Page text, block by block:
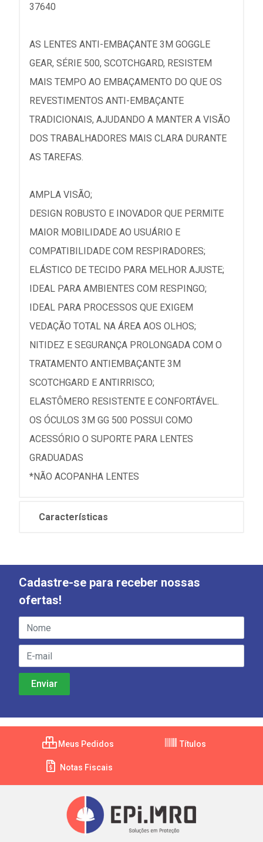
37640
AS LENTES ANTI-EMBAÇANTE 3M GOGGLE
GEAR, SÉRIE 500, SCOTCHGARD, RESISTEM
MAIS TEMPO AO EMBAÇAMENTO DO QUE OS
REVESTIMENTOS ANTI-EMBAÇANTE
TRADICIONAIS, AJUDANDO A MANTER A VISÃO
DOS TRABALHADORES MAIS CLARA DURANTE
AS TAREFAS.
AMPLA VISÃO;
DESIGN ROBUSTO E INOVADOR QUE PERMITE
MAIOR MOBILIDADE AO USUÁRIO E
COMPATIBILIDADE COM RESPIRADORES;
ELÁSTICO DE TECIDO PARA MELHOR AJUSTE;
IDEAL PARA AMBIENTES COM RESPINGO;
IDEAL PARA PROCESSOS QUE EXIGEM
VEDAÇÃO TOTAL NA ÁREA AOS OLHOS;
NITIDEZ E SEGURANÇA PROLONGADA COM O
TRATAMENTO ANTIEMBAÇANTE 3M
SCOTCHGARD E ANTIRRISCO;
ELASTÔMERO RESISTENTE E CONFORTÁVEL.
OS ÓCULOS 3M GG 500 POSSUI COMO
ACESSÓRIO O SUPORTE PARA LENTES
GRADUADAS
*NÃO ACOPANHA LENTES
Características
Cadastre-se para receber nossas
ofertas!
Meus Pedidos Títulos
Notas Fiscais